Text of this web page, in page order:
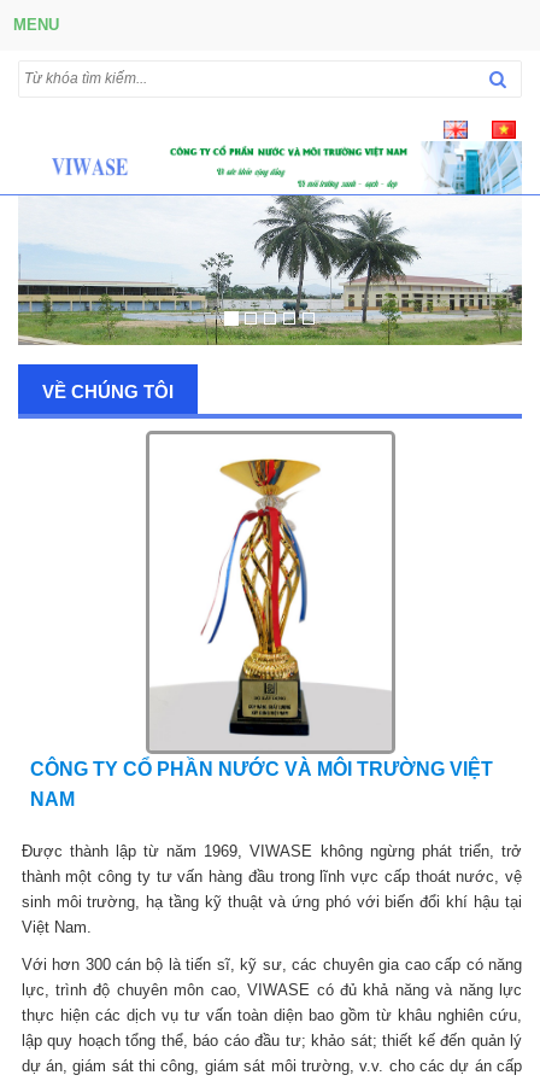
MENU
VỀ CHÚNG TÔI
CÔNG TY CỔ PHẦN NƯỚC VÀ MÔI TRƯỜNG VIỆT
NAM
Được thành lập từ năm 1969, VIWASE không ngừng phát triển, trở
thành một công ty tư vấn hàng đầu trong lĩnh vực cấp thoát nước, vệ
sinh môi trường, hạ tầng kỹ thuật và ứng phó với biến đổi khí hậu tại
Việt Nam.
Với hơn 300 cán bộ là tiến sĩ, kỹ sư, các chuyên gia cao cấp có năng
lực, trình độ chuyên môn cao, VIWASE có đủ khả năng và năng lực
thực hiện các dịch vụ tư vấn toàn diện bao gồm từ khâu nghiên cứu,
lập quy hoạch tổng thể, báo cáo đầu tư; khảo sát; thiết kế đến quản lý
dự án, giám sát thi công, giám sát môi trường, v.v. cho các dự án cấp